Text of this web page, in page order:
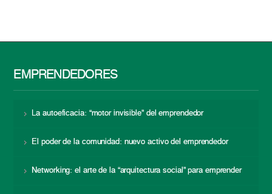
EMPRENDEDORES
La autoeficacia: “motor invisible” del emprendedor
El poder de la comunidad: nuevo activo del emprendedor
Networking: el arte de la “arquitectura social” para emprender